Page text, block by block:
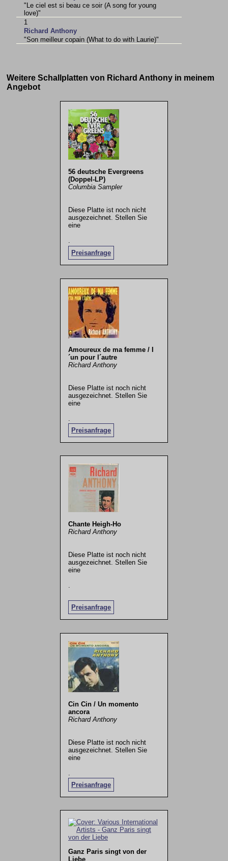
"Le ciel est si beau ce soir (A song for young
love)"
1
Richard Anthony
"Son meilleur copain (What to do with Laurie)"
Weitere Schallplatten von Richard Anthony in meinem
Angebot
56 deutsche Evergreens
(Doppel-LP)
Columbia Sampler
Diese Platte ist noch nicht
ausgezeichnet. Stellen Sie
eine
Preisanfrage
Amoureux de ma femme / I
´un pour l´autre
Richard Anthony
Diese Platte ist noch nicht
ausgezeichnet. Stellen Sie
eine
Preisanfrage
.
Chante Heigh-Ho
Richard Anthony
Diese Platte ist noch nicht
ausgezeichnet. Stellen Sie
eine
Preisanfrage
Cin Cin / Un momento
ancora
Richard Anthony
Diese Platte ist noch nicht
ausgezeichnet. Stellen Sie
eine
Preisanfrage
Ganz Paris singt von der
Liebe